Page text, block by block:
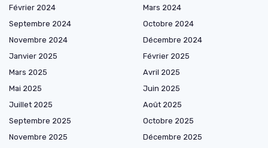
Février 2024
Mars 2024
Septembre 2024
Octobre 2024
Novembre 2024
Décembre 2024
Janvier 2025
Février 2025
Mars 2025
Avril 2025
Mai 2025
Juin 2025
Juillet 2025
Août 2025
Septembre 2025
Octobre 2025
Novembre 2025
Décembre 2025